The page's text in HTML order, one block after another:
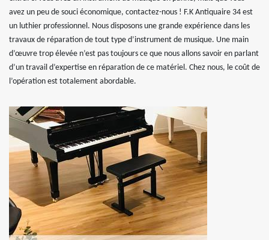
avez un peu de souci économique, contactez-nous ! F.K Antiquaire 34 est
un luthier professionnel. Nous disposons une grande expérience dans les
travaux de réparation de tout type d’instrument de musique. Une main
d’œuvre trop élevée n’est pas toujours ce que nous allons savoir en parlant
d’un travail d’expertise en réparation de ce matériel. Chez nous, le coût de
l’opération est totalement abordable.